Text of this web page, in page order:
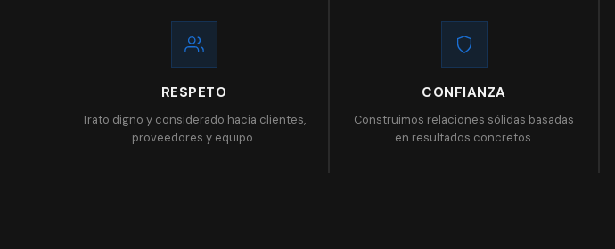
RESPETO
Trato digno y considerado hacia clientes,
proveedores y equipo.
CONFIANZA
Construimos relaciones sólidas basadas
en resultados concretos.